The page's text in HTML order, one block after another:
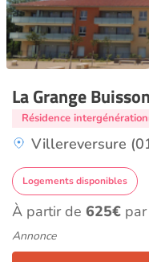
La Grange Buisson
Résidence
Villereversure
Logements disponibles
À partir de 625€
Annonce